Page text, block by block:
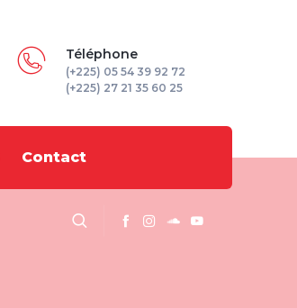
Téléphone
(+225) 05 54 39 92 72
(+225) 27 21 35 60 25
Contact